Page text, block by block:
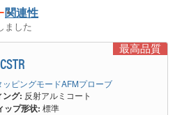
関連性
ました
最高品質
ッピングモードAFMプローブ
ング: 反射アルミコート
ップ形状: 標準